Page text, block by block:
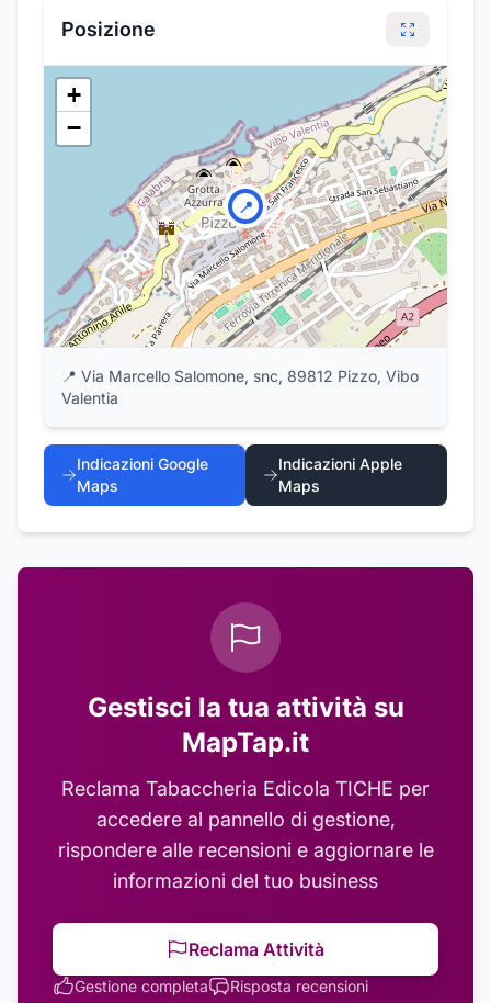
Posizione
📍
+
−
📍 Via Marcello Salomone, snc, 89812 Pizzo, Vibo
Valentia
Indicazioni Google
Maps
Indicazioni Apple
Maps
Gestisci la tua attività su
MapTap.it
Reclama Tabaccheria Edicola TICHE per
accedere al pannello di gestione,
rispondere alle recensioni e aggiornare le
informazioni del tuo business
Reclama Attività
Gestione completa Risposta recensioni